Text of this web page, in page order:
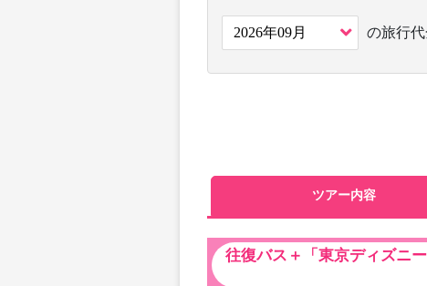
の旅行
ツアー内容
往復バス＋「東京ディズニ